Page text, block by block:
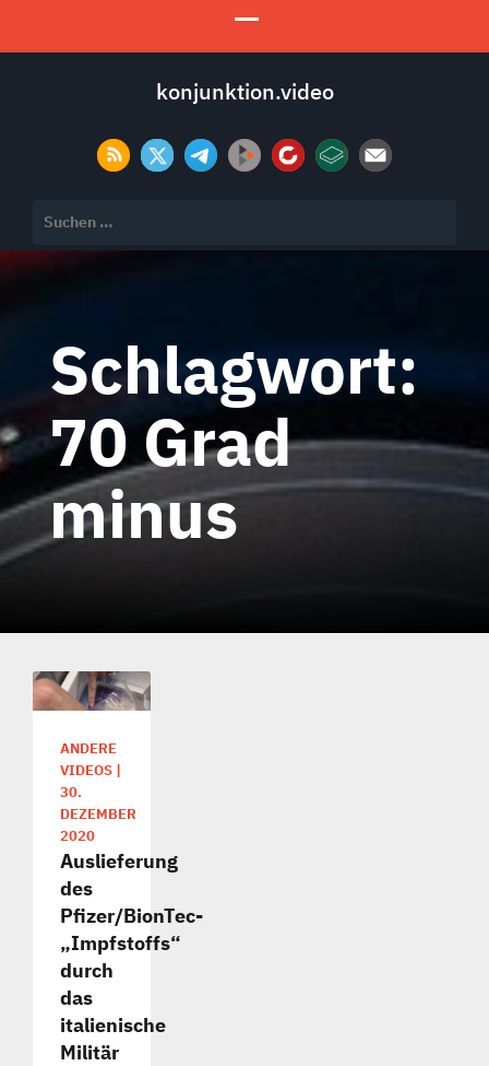
konjunktion.video
nach:
Schlagwort:
70 Grad
minus
ANDERE
VIDEOS |
30.
DEZEMBER
2020
Auslieferung
des
Pfizer/BionTec-
„Impfstoffs“
durch
das
italienische
Militär